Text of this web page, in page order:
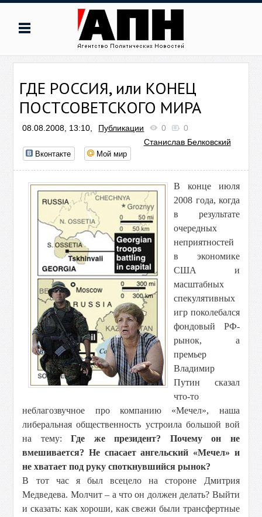
ГДЕ РОССИЯ, или КОНЕЦ
ПОСТСОВЕТСКОГО МИРА
08.08.2008, 13:10, Публикации 0
0
Станислав Белковский
Вконтакте Мой мир
В конце июля
2008 года, когда
в результате
очередных
неприятностей
в экономике
США и
масштабных
спекулятивных
игр поколебался
фондовый РФ-
рынок, а
премьер
Владимир
Путин сказал
что-то
неблагозвучное про компанию «Мечел», наша
либеральная общественность устроила большой вой
на тему:Где же президент? Почему он не
вмешивается? Не спасает ангельский «Мечел» и
не хватает под руку споткнувшийся рынок?
В тот час я был всецело на стороне Дмитрия
Медведева. Молчит – а что он должен делать? Выйти
и сказать: как хороши, как свежи были трансфертные